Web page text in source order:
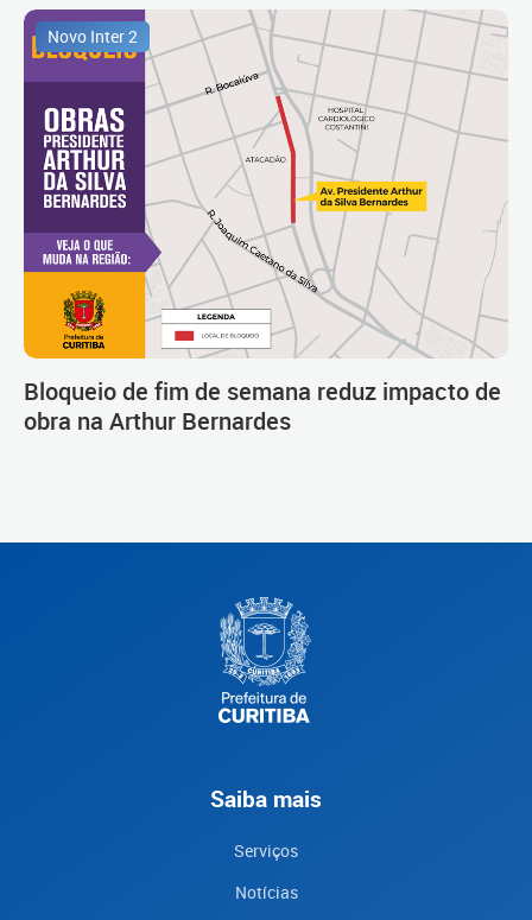
Novo Inter 2
Bloqueio de fim de semana reduz impacto de
obra na Arthur Bernardes
Saiba mais
Serviços
Notícias